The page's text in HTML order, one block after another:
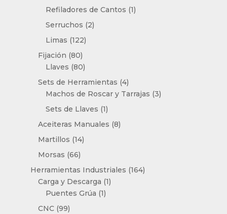
Refiladores de Cantos 11
Serruchos 22
Limas 122122
Fijación 8080
productos
Llaves 8080
productos
Sets de Herramientas 44
productos
Machos de Roscar y Tarrajas 33
Sets de Llaves 11
producto
Aceiteras Manuales 88
Martillos 1414
Morsas 6666
productos
Herramientas Industriales 164164
Carga y Descarga 11
Puentes Grúa 11
CNC 9999